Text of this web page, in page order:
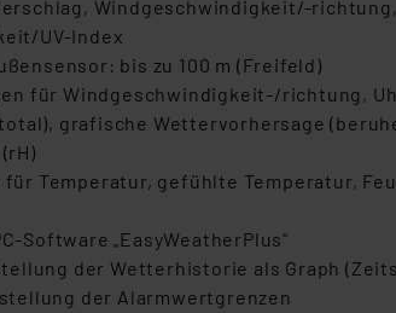
Windgeschwindigkeit/-
UV-Index
bis zu 100 m (Freifeld)
für Windgeschwindigkeit-/richtung,
total), grafische Wettervorhersage
Temperatur, gefühlte Temperatur,
Software „EasyWeatherPlus“
der Wetterhistorie als Graph
der Alarmwertgrenzen